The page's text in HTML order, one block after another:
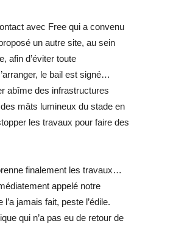
avec Free qui a convenu
un autre site, au sein
afin d’éviter toute
le bail est signé…
abîme des infrastructures
mâts lumineux du stade en
les travaux pour faire des
finalement les travaux…
appelé notre
jamais fait, peste l’édile.
qui n’a pas eu de retour de